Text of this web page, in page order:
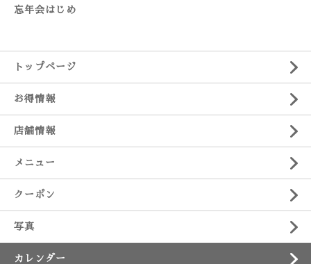
忘年会はじめ
トップページ
お得情報
店舗情報
メニュー
クーポン
写真
カレンダー